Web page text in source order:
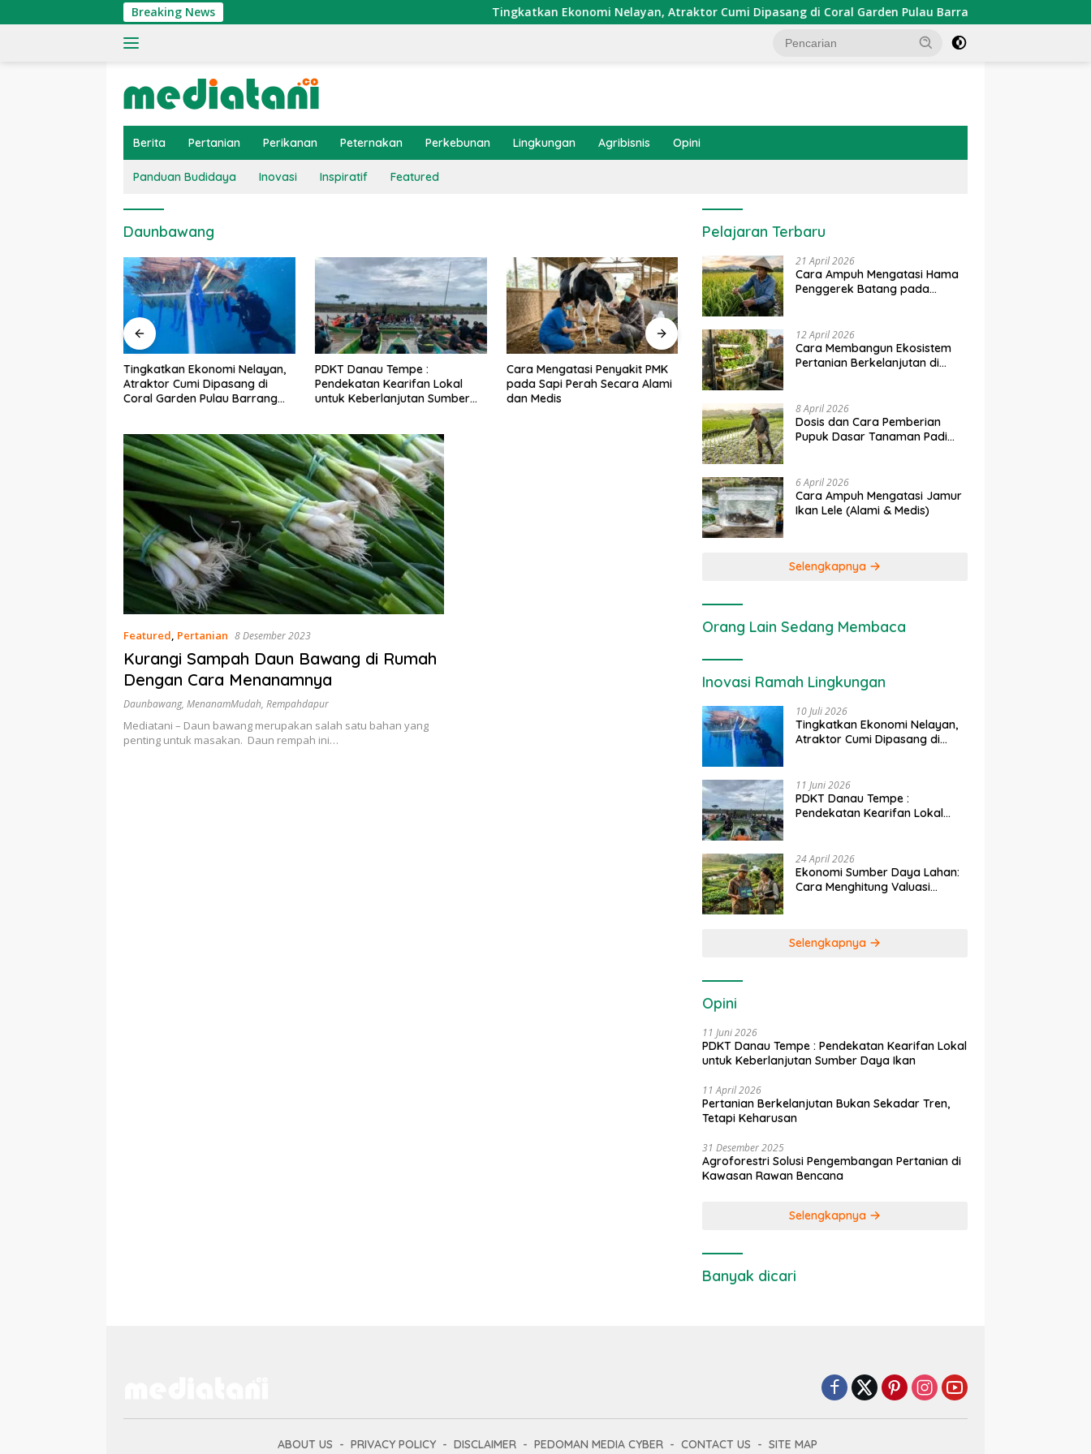
ke
Breaking News Tingkatkan Ekonomi Nelayan, Atraktor Cumi Dipasang di Coral Garden Pulau Barrang Caddi
Berita Pertanian Perikanan Peternakan Perkebunan Lingkungan Agribisnis Opini
Panduan Budidaya Inovasi Inspiratif Featured
Daunbawang
PDKT Danau Tempe :
Pendekatan Kearifan Lokal
untuk Keberlanjutan Sumber
Cara Mengatasi Penyakit PMK
pada Sapi Perah Secara Alami
dan Medis
Dosis dan Cara Pemupukan
Tanaman Padi pada Fase
Vegetatif Aktif yang Tepat
Penerapan IoT dalam
Pertanian Modern di Indonesia
Ekonomi Sumber Daya Lahan:
Featured, Pertanian 8 Desember 2023
Kurangi Sampah Daun Bawang di Rumah
Dengan Cara Menanamnya
Daunbawang, MenanamMudah, Rempahdapur
Mediatani – Daun bawang merupakan salah satu bahan yang
penting untuk masakan. Daun rempah ini…
Pelajaran Terbaru
21 April 2026
Cara Ampuh Mengatasi Hama
Penggerek Batang pada
12 April 2026
Cara Membangun Ekosistem
Pertanian Berkelanjutan di
8 April 2026
Dosis dan Cara Pemberian
Pupuk Dasar Tanaman Padi
6 April 2026
Cara Ampuh Mengatasi Jamur
Ikan Lele (Alami & Medis)
Selengkapnya
Orang Lain Sedang Membaca
Inovasi Ramah Lingkungan
10 Juli 2026
Tingkatkan Ekonomi Nelayan,
Atraktor Cumi Dipasang di
11 Juni 2026
PDKT Danau Tempe :
Pendekatan Kearifan Lokal
24 April 2026
Ekonomi Sumber Daya Lahan:
Cara Menghitung Valuasi
Selengkapnya
Opini
11 Juni 2026
PDKT Danau Tempe : Pendekatan Kearifan Lokal
untuk Keberlanjutan Sumber Daya Ikan
11 April 2026
Pertanian Berkelanjutan Bukan Sekadar Tren,
Tetapi Keharusan
31 Desember 2025
Agroforestri Solusi Pengembangan Pertanian di
Kawasan Rawan Bencana
Selengkapnya
Banyak dicari
ABOUT US PRIVACY POLICY DISCLAIMER PEDOMAN MEDIA CYBER CONTACT US SITE MAP